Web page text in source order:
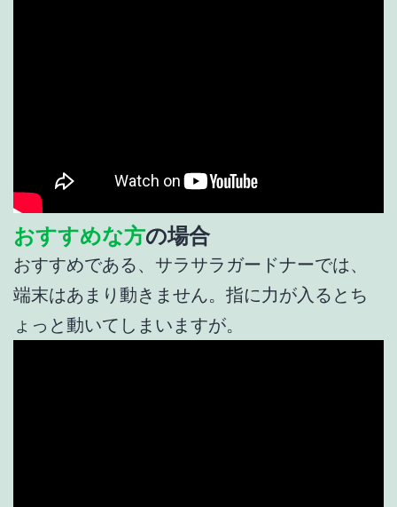
おすすめな方の場合
おすすめである、サラサラガードナーでは、
端末はあまり動きません。指に力が入るとち
ょっと動いてしまいますが。